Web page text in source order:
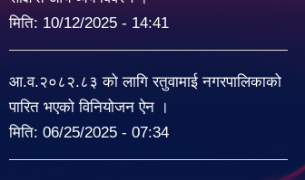
मिति: 10/12/2025 - 14:41
आ.व.२०८२.८३ को लागि रतुवामाई नगरपालिकाको
पारित भएको विनियोजन ऐन ।
मिति: 06/25/2025 - 07:34